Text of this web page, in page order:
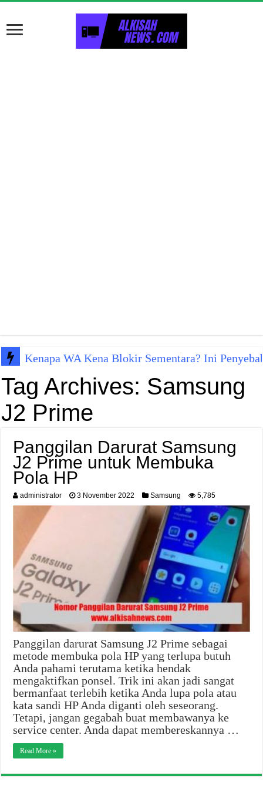
Kenapa WA Kena Blokir Sementara? Ini
Tag Archives: Samsung
J2 Prime
Panggilan Darurat Samsung
J2 Prime untuk Membuka
Pola HP
administrator 3 November 2022 Samsung 5,785
Panggilan darurat Samsung J2 Prime sebagai
metode membuka pola HP yang terlupa butuh
Anda pahami terutama ketika hendak
mengaktifkan ponsel. Trik ini akan jadi sangat
bermanfaat terlebih ketika Anda lupa pola atau
kata sandi HP Anda diganti oleh seseorang.
Tetapi, jangan gegabah buat membawanya ke
service center. Anda dapat membereskannya …
Read More »